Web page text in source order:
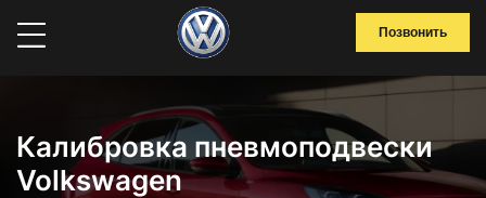
Позвонить
Калибровка пневмоподвески
Volkswagen